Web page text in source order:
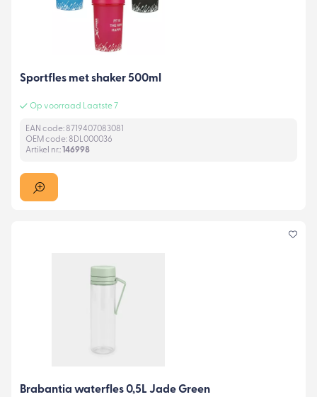
Sportfles met shaker 500ml
Op voorraad Laatste 7
EAN code: 8719407083081
OEM code: 8DL000036
Artikel nr.: 146998
Brabantia waterfles 0,5L Jade Green